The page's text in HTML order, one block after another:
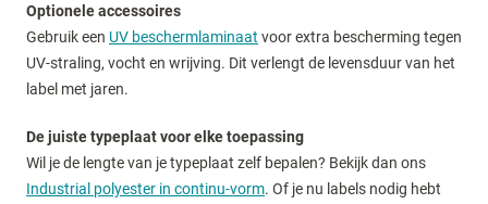
Optionele accessoires
Gebruik een UV beschermlaminaat voor extra bescherming tegen
UV-straling, vocht en wrijving. Dit verlengt de levensduur van het
label met jaren.
De juiste typeplaat voor elke toepassing
Wil je de lengte van je typeplaat zelf bepalen? Bekijk dan ons
Industrial polyester in continu-vorm. Of je nu labels nodig hebt